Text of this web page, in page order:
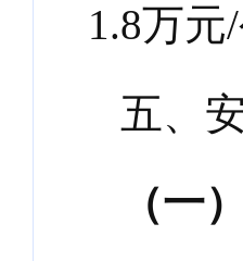
1.8万元/
五、
（一